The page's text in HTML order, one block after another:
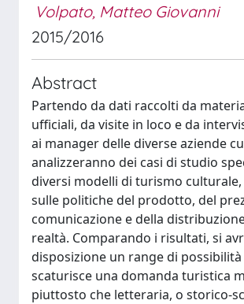
Volpato, Matteo Giovanni
2015/2016
Abstract
Partendo da dati raccolti da
ufficiali, da visite in loco e da
ai manager delle diverse aziende
analizzeranno dei casi di studio
diversi modelli di turismo
sulle politiche del prodotto, del
comunicazione e della
realtà. Comparando i risultati, si
disposizione un range di
scaturisce una domanda turistica
piuttosto che letteraria, o storico-